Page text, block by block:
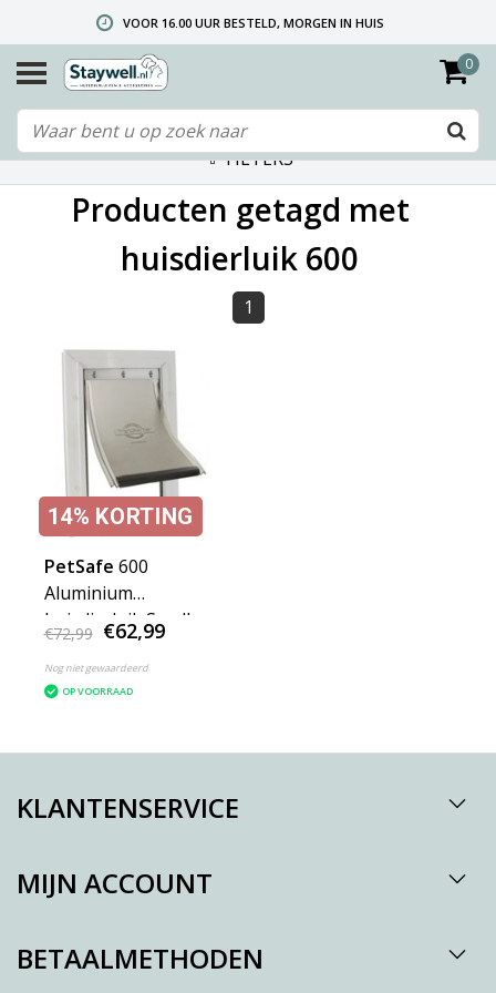
VOOR 16.00 UUR BESTELD, MORGEN IN HUIS
GRATIS VERZENDING VANAF € 40,- (ALLEEN NEDERLAND)
TELEFONISCHE HELPDESK 010 492 02 35 (LET OP: WIJ ZIJN NIET DE FABRIKANT! ZIE KLANTENSERVICE-INFO)
0
FILTERS
Producten getagd met
huisdierluik 600
1
14% KORTING
PetSafe 600
Aluminium
huisdierluik Small
€72,99 €62,99
Nog niet gewaardeerd
OP VOORRAAD
KLANTENSERVICE
MIJN ACCOUNT
BETAALMETHODEN